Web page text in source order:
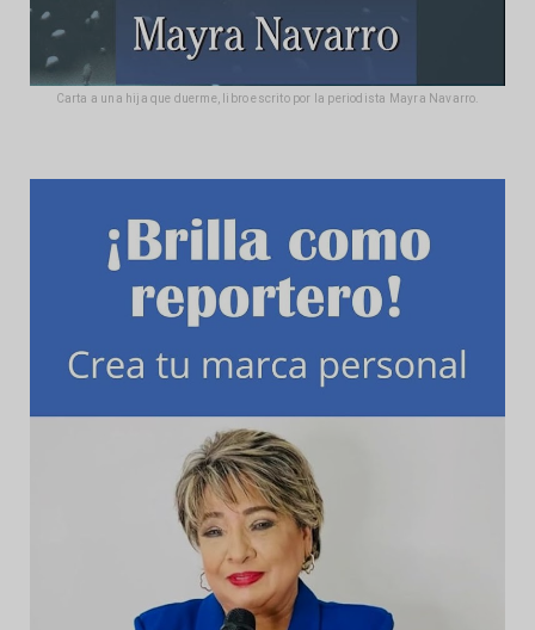
Carta a una hija que duerme, libro escrito por la periodista Mayra Navarro.